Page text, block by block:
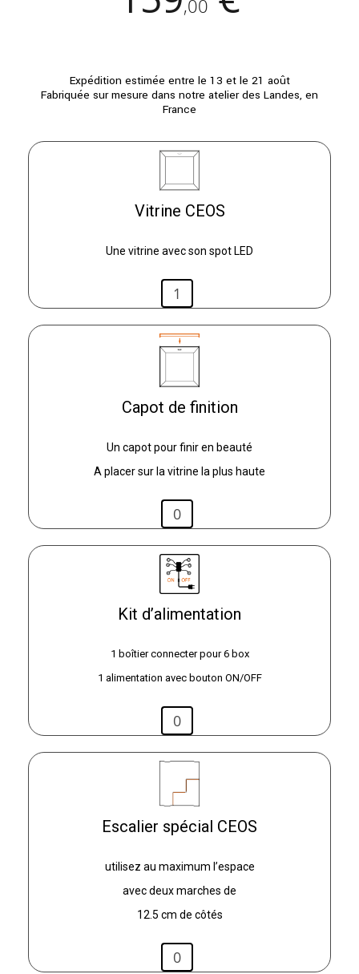
,00
Expédition estimée entre le 13 et le 21 août
Fabriquée sur mesure dans notre atelier des Landes, en
France
Vitrine CEOS
Une vitrine avec son spot LED
Capot de finition
Un capot pour finir en beauté
A placer sur la vitrine la plus haute
Kit d’alimentation
1 boîtier connecter pour 6 box
1 alimentation avec bouton ON/OFF
Escalier spécial CEOS
utilisez au maximum l’espace
avec deux marches de
12.5 cm de côtés